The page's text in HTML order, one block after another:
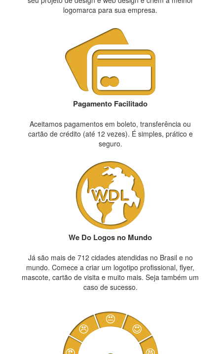
logomarca para sua empresa.
Pagamento Facilitado
Aceitamos pagamentos em boleto, transferência ou
cartão de crédito (até 12 vezes). É simples, prático e
seguro.
We Do Logos no Mundo
Já são mais de 712 cidades atendidas no Brasil e no
mundo. Comece a criar um logotipo profissional, flyer,
mascote, cartão de visita e muito mais. Seja também um
caso de sucesso.